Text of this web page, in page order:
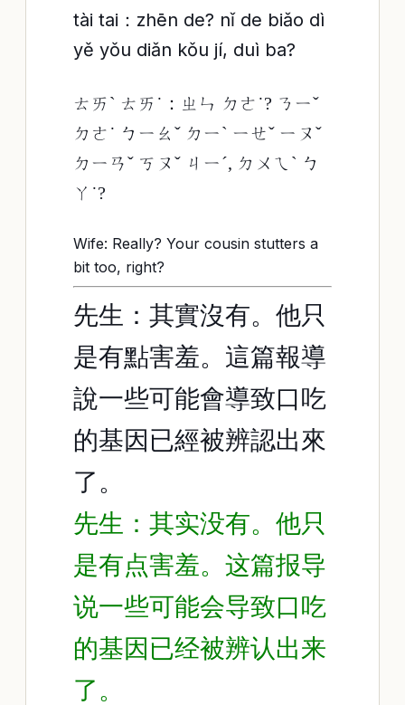
tài tai：zhēn de? nǐ de biǎo dì
yě yǒu diǎn kǒu jí, duì ba?
ㄊㄞˋ ㄊㄞ˙：ㄓㄣ ㄉㄜ˙? ㄋㄧˇ
ㄉㄜ˙ ㄅㄧㄠˇ ㄉㄧˋ ㄧㄝˇ ㄧㄡˇ
ㄉㄧㄢˇ ㄎㄡˇ ㄐㄧˊ, ㄉㄨㄟˋ ㄅ
ㄚ˙?
Wife: Really? Your cousin stutters a
bit too, right?
先生：其實沒有。他只
是有點害羞。這篇報導
說一些可能會導致口吃
的基因已經被辨認出來
了。
先生：其实没有。他只
是有点害羞。这篇报导
说一些可能会导致口吃
的基因已经被辨认出来
了。